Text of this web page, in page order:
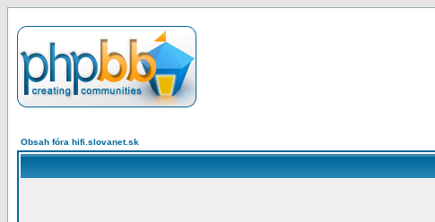
Obsah fóra hifi.slovanet.sk